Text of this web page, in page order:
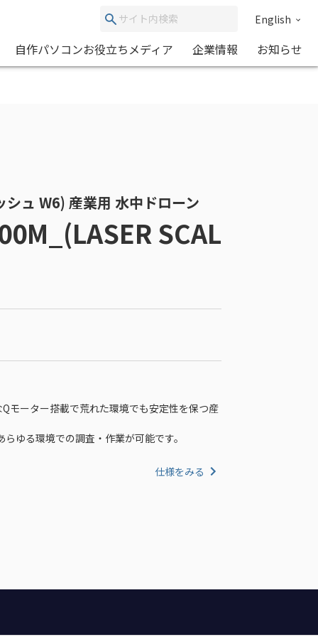
English
自作パソコンお役立ちメディア 企業情報 お知らせ
ュ W6) 産業用 水中ドローン
SCAL
モーター搭載で荒れた環境でも安定性を保つ産
ゆる環境での調査・作業が可能です。
仕様をみる